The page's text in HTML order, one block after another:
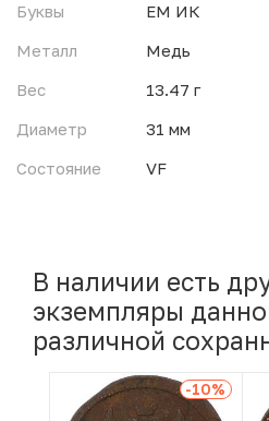
Буквы
ЕМ ИК
Металл
Медь
Вес
13.47 г
Диаметр
31 мм
Состояние
VF
В наличии есть
экземпляры
различной
-10%